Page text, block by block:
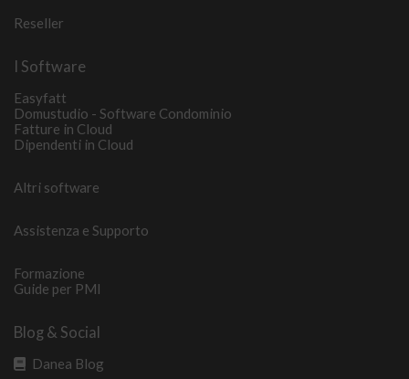
Reseller
I Software
Easyfatt
Domustudio - Software Condominio
Fatture in Cloud
Dipendenti in Cloud
Altri software
Assistenza e Supporto
Formazione
Guide per PMI
Blog & Social
Danea Blog